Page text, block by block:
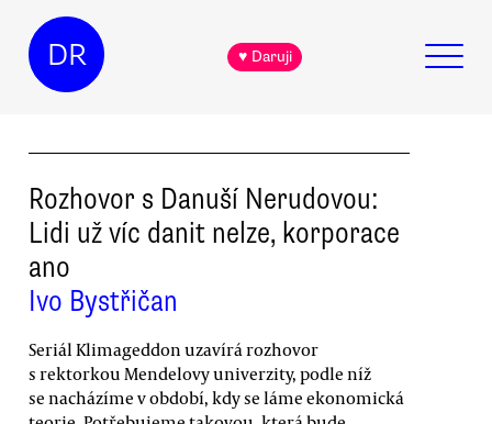
DR ♥ Daruji
Rozhovor s Danuší Nerudovou:
Lidi už víc danit nelze, korporace
ano
Ivo Bystřičan
Seriál Klimageddon uzavírá rozhovor
s rektorkou Mendelovy univerzity, podle níž
se nacházíme v období, kdy se láme ekonomická